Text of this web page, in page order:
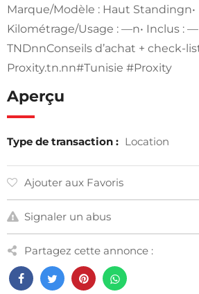
Marque/Modèle : Haut Standingn•
Kilométrage/Usage : —n• Inclus :
TNDnnConseils d’achat + check-
Proxity.tn.nn#Tunisie #Proxity
Aperçu
Type de transaction : Location
Ajouter aux Favoris
Signaler un abus
Partagez cette annonce :